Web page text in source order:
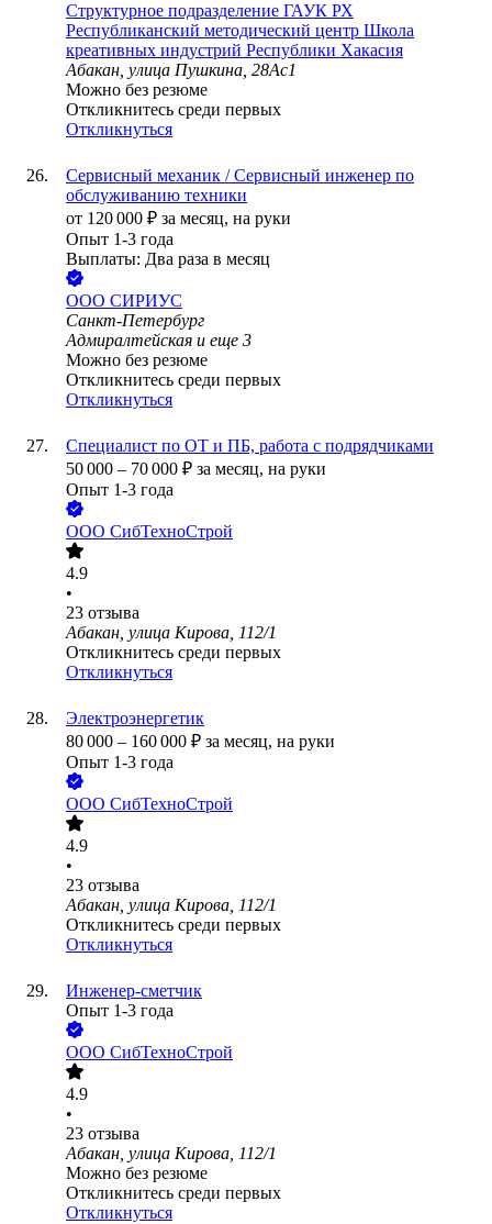
Структурное подразделение ГАУК РХ
Республиканский методический центр Школа
креативных индустрий Республики Хакасия
Абакан, улица Пушкина, 28Ас1
Можно без резюме
Откликнитесь среди первых
Откликнуться
Сервисный механик / Сервисный инженер по
обслуживанию техники
от 120 000 ₽ за месяц, на руки
Опыт 1-3 года
Выплаты: Два раза в месяц
ООО СИРИУС
Санкт-Петербург
Адмиралтейская и еще 3
Можно без резюме
Откликнитесь среди первых
Откликнуться
Специалист по ОТ и ПБ, работа с подрядчиками
50 000 – 70 000 ₽ за месяц, на руки
Опыт 1-3 года
ООО СибТехноСтрой
4.9
•
23 отзыва
Абакан, улица Кирова, 112/1
Откликнитесь среди первых
Откликнуться
Электроэнергетик
80 000 – 160 000 ₽ за месяц, на руки
Опыт 1-3 года
ООО СибТехноСтрой
4.9
•
23 отзыва
Абакан, улица Кирова, 112/1
Откликнитесь среди первых
Откликнуться
Инженер-сметчик
Опыт 1-3 года
ООО СибТехноСтрой
4.9
•
23 отзыва
Абакан, улица Кирова, 112/1
Можно без резюме
Откликнитесь среди первых
Откликнуться